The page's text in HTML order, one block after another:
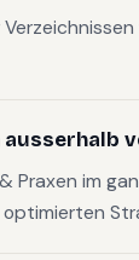
Praxen im